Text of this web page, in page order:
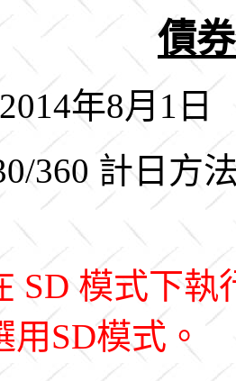
債
年8月1日
360 計日方
SD 模式下
SD模式。